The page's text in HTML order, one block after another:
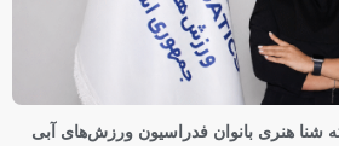
شنا هنری بانوان فدراسیون ورزش‌های آبی